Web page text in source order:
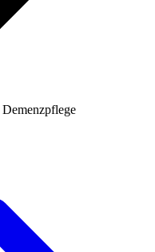
Demenzpflege